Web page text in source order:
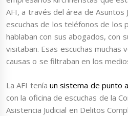
AFI, a través del área de Asuntos
escuchas de los teléfonos de los
hablaban con sus abogados, con
visitaban. Esas escuchas muchas
causas o se filtraban en los
La AFI tenía un sistema de punto
con la oficina de escuchas de la
Asistencia Judicial en Delitos